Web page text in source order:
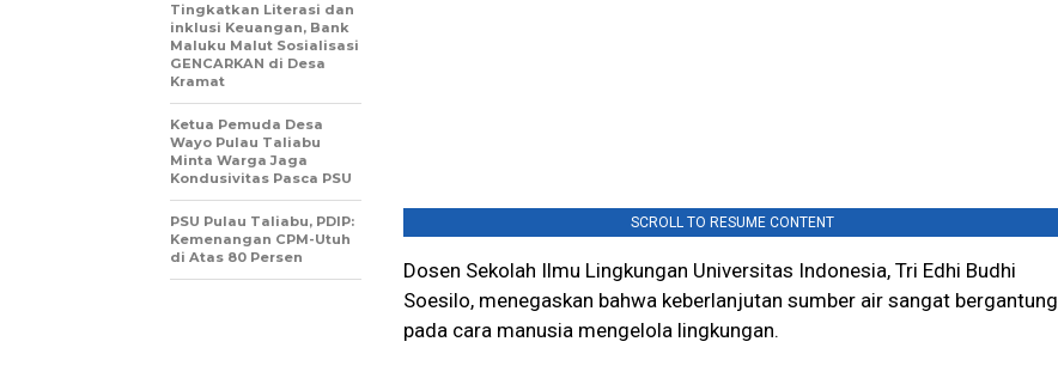
SCROLL TO RESUME CONTENT
Dosen Sekolah Ilmu Lingkungan Universitas Indonesia, Tri Edhi Budhi
Soesilo, menegaskan bahwa keberlanjutan sumber air sangat bergantung
pada cara manusia mengelola lingkungan.
Tingkatkan Literasi dan
inklusi Keuangan, Bank
Maluku Malut Sosialisasi
GENCARKAN di Desa
Kramat
Ketua Pemuda Desa
Wayo Pulau Taliabu
Minta Warga Jaga
Kondusivitas Pasca PSU
PSU Pulau Taliabu, PDIP:
Kemenangan CPM-Utuh
di Atas 80 Persen